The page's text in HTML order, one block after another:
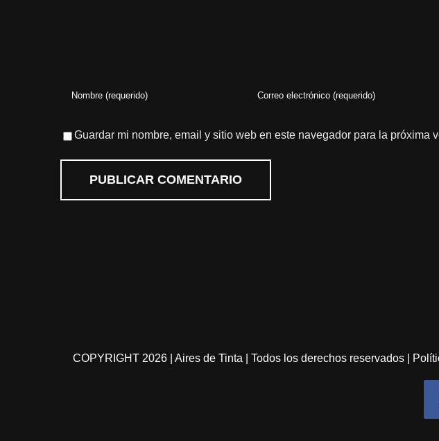
Guardar mi nombre, email y sitio web en este navegador para la próxima
COPYRIGHT 2026 | Aires de Tinta | Todos los derechos reservados |